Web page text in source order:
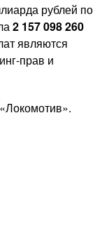
рублей по
2 157 098 260
являются
прав и